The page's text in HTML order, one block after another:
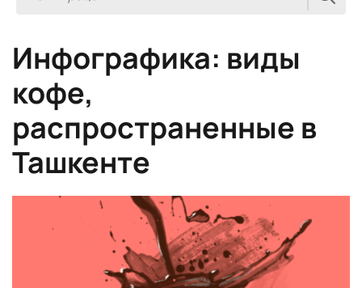
Инфографика: виды
кофе,
распространенные в
Ташкенте